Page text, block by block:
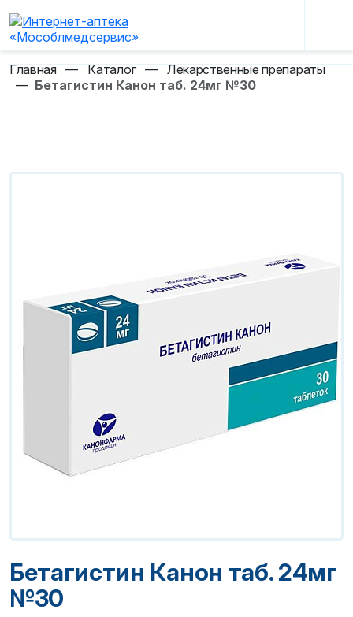
Главная — Каталог — Лекарственные препараты
— Бетагистин Канон таб. 24мг №30
Бетагистин Канон таб. 24мг
№30